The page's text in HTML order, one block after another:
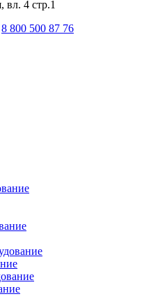
вл. 4 стр.1
8 800 500 87 76